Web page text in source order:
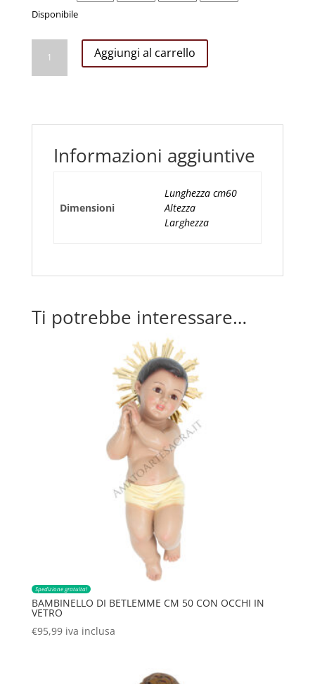
Disponibile
PIEGHEVOLE
CM
Aggiungi al carrello
Informazioni aggiuntive
Dimensioni
Lunghezza cm60
Altezza
Larghezza
Ti potrebbe interessare…
Spedizione gratuita!
BAMBINELLO DI BETLEMME CM 50 CON OCCHI IN
VETRO
€95,99 iva inclusa